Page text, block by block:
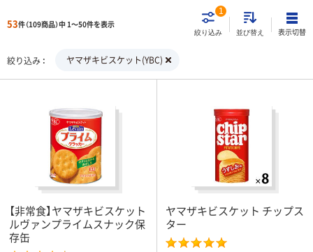
53件（109商品）中 1～50件を表示
絞り込み
1
並び替え 表示切替
絞り込み ヤマザキビスケット(YBC)
【非常食】ヤマザキビスケット
ルヴァンプライムスナック保
存缶
ヤマザキビスケット チップス
ター